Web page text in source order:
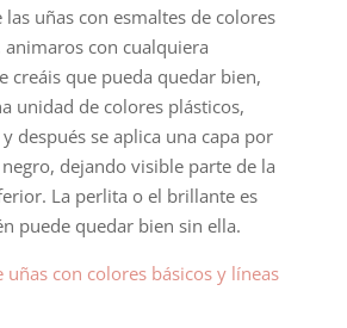
uñas con esmaltes de colores
animaros con cualquiera
creáis que pueda quedar bien,
unidad de colores plásticos,
después se aplica una capa por
dejando visible parte de la
La perlita o el brillante es
puede quedar bien sin ella.